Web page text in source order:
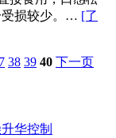
受损较少。… [了
38 39 40 下一页
华控制